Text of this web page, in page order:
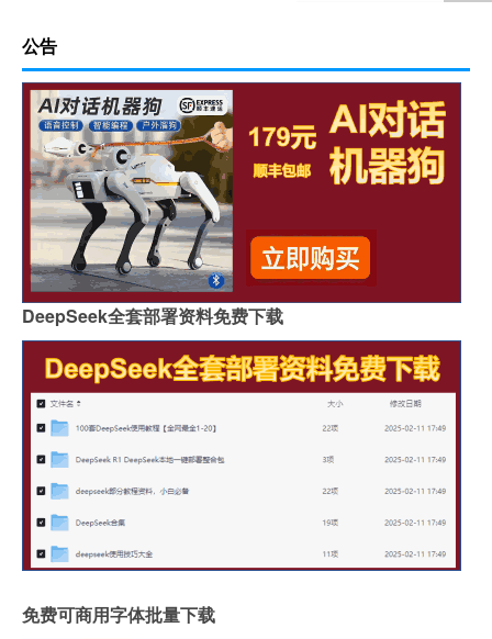
公告
DeepSeek全套部署资料免费下载
免费可商用字体批量下载